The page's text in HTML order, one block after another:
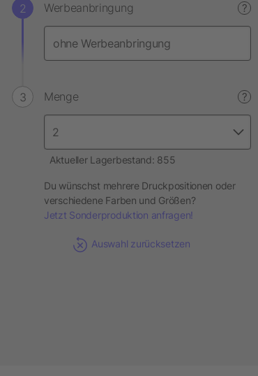
Werbeanbringung ?
Menge ?
Aktueller Lagerbestand: 855
Du wünschst mehrere Druckpositionen oder
verschiedene Farben und Größen?
Jetzt Sonderproduktion anfragen!
Auswahl zurücksetzen